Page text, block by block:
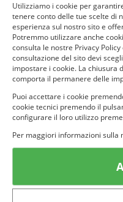
© provaprodottigratis.it 2023 |
Categorie in
Nuovi prodotti
Utilizziamo i cookie per
tenere conto delle tue scelte di
esperienza sul nostro sito e
Potremmo utilizzare anche
consulta le nostre Privacy
consultazione del sito devi
impostare i cookie. La chiusura
comporta il permanere delle
Puoi accettare i cookie
cookie tecnici premendo il
configurare il loro utilizzo
Per maggiori informazioni sulla